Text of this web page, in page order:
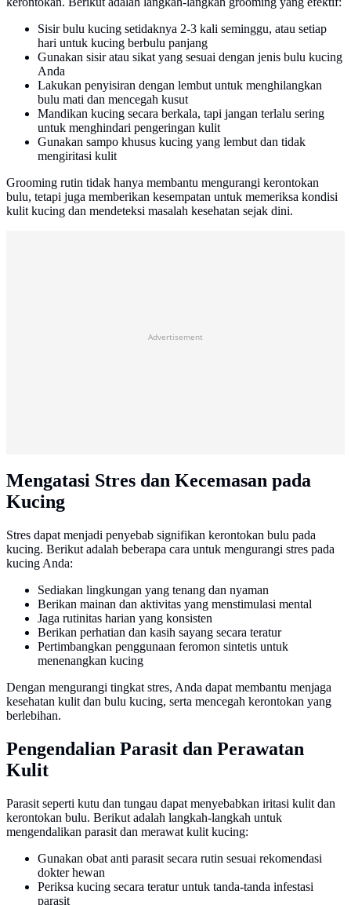
Sisir bulu kucing setidaknya 2-3 kali seminggu, atau setiap
hari untuk kucing berbulu panjang
Gunakan sisir atau sikat yang sesuai dengan jenis bulu kucing
Anda
Lakukan penyisiran dengan lembut untuk menghilangkan
bulu mati dan mencegah kusut
Mandikan kucing secara berkala, tapi jangan terlalu sering
untuk menghindari pengeringan kulit
Gunakan sampo khusus kucing yang lembut dan tidak
mengiritasi kulit
Grooming rutin tidak hanya membantu mengurangi kerontokan
bulu, tetapi juga memberikan kesempatan untuk memeriksa kondisi
kulit kucing dan mendeteksi masalah kesehatan sejak dini.
Advertisement
Mengatasi Stres dan Kecemasan pada
Kucing
Stres dapat menjadi penyebab signifikan kerontokan bulu pada
kucing. Berikut adalah beberapa cara untuk mengurangi stres pada
kucing Anda:
Sediakan lingkungan yang tenang dan nyaman
Berikan mainan dan aktivitas yang menstimulasi mental
Jaga rutinitas harian yang konsisten
Berikan perhatian dan kasih sayang secara teratur
Pertimbangkan penggunaan feromon sintetis untuk
menenangkan kucing
Dengan mengurangi tingkat stres, Anda dapat membantu menjaga
kesehatan kulit dan bulu kucing, serta mencegah kerontokan yang
berlebihan.
Pengendalian Parasit dan Perawatan
Kulit
Parasit seperti kutu dan tungau dapat menyebabkan iritasi kulit dan
kerontokan bulu. Berikut adalah langkah-langkah untuk
mengendalikan parasit dan merawat kulit kucing:
Gunakan obat anti parasit secara rutin sesuai rekomendasi
dokter hewan
Periksa kucing secara teratur untuk tanda-tanda infestasi
parasit